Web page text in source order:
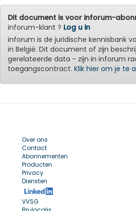
Dit document is voor inforum-
inforum-klant ? Log u in
inforum is de juridische kennisbank
in België. Dit document of zijn
gerelateerde data - zijn in inforum
toegangscontract. Klik hier om je te
Over ons
Contact
Abonnementen
Producten
Privacy
Diensten
VVSG